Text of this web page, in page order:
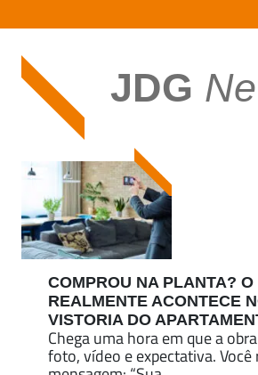
JDG
COMPROU NA PLANTA? O
REALMENTE ACONTECE
VISTORIA DO
Chega uma hora em que a
foto, vídeo e expectativa. Você